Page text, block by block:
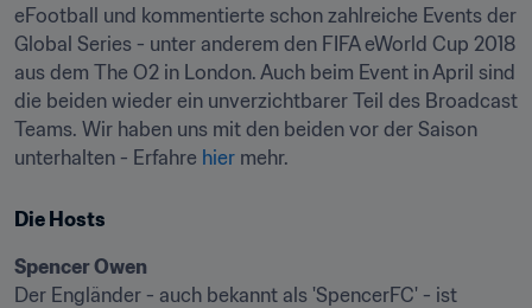
eFootball und kommentierte schon zahlreiche Events der
Global Series - unter anderem den FIFA eWorld Cup 2018
aus dem The O2 in London. Auch beim Event in April sind
die beiden wieder ein unverzichtbarer Teil des Broadcast
Teams. Wir haben uns mit den beiden vor der Saison
unterhalten - Erfahre hier mehr.
Die Hosts
Spencer Owen
Der Engländer - auch bekannt als 'SpencerFC' - ist